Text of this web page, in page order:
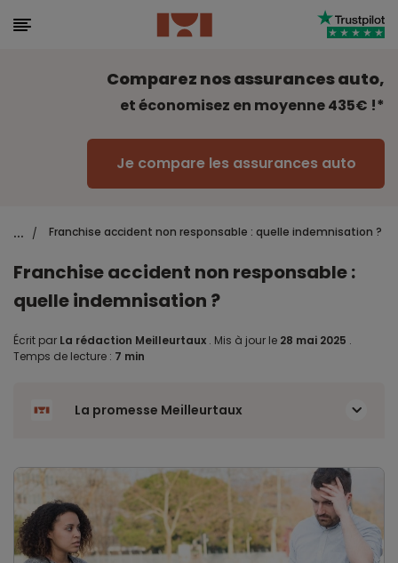
Comparez nos assurances auto,
et économisez en moyenne 435€ !*
Je compare les assurances auto
... / Franchise accident non responsable : quelle indemnisation ?
Franchise accident non responsable :
quelle indemnisation ?
Écrit par La rédaction Meilleurtaux . Mis à jour le 28 mai 2025 .
Temps de lecture : 7 min
La promesse Meilleurtaux